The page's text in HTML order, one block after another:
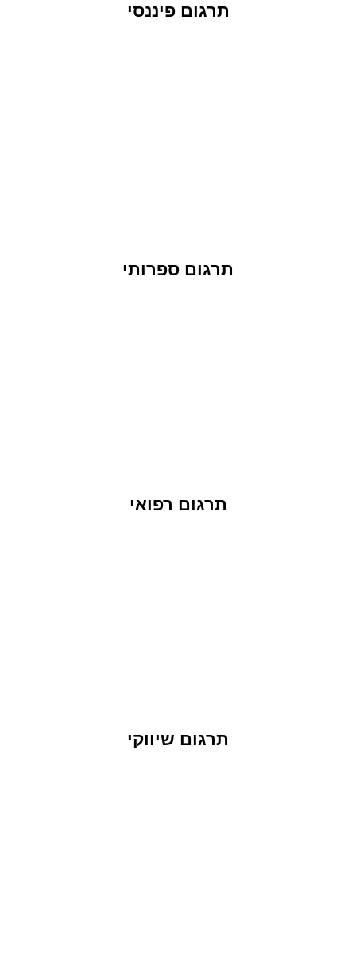
תרגום פיננסי
תרגום ספרותי
תרגום רפואי
תרגום שיווקי